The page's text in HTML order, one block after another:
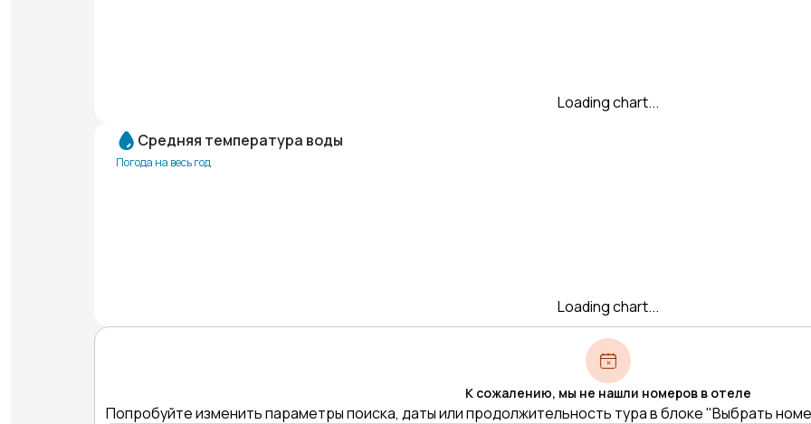
Loading chart...
Средняя температура воды
Погода на весь год
Loading chart...
К сожалению, мы не нашли номеров в отеле
Попробуйте изменить параметры поиска, даты или продолжительность тура в блоке "Выбрать